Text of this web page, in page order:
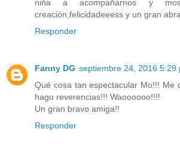
niña a acompañarnos y
creaciòn,felicidadeeess y un gran
Responder
Fanny DG septiembre 24, 2016 5:29
Qué cosa tan espectacular Mo!!! Me
hago reverencias!!! Waoooooo!!!!
Un gran bravo amiga!!
Responder